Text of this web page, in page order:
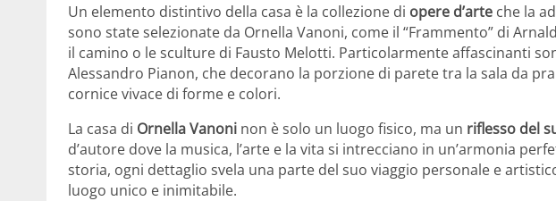
Un elemento distintivo della casa è la collezione di opere d’arte che la
sono state selezionate da Ornella Vanoni, come il “Frammento” di
il camino o le sculture di Fausto Melotti. Particolarmente affascinanti
Alessandro Pianon, che decorano la porzione di parete tra la sala da
cornice vivace di forme e colori.
La casa di Ornella Vanoni non è solo un luogo fisico, ma un riflesso del
d’autore dove la musica, l’arte e la vita si intrecciano in un’armonia
storia, ogni dettaglio svela una parte del suo viaggio personale e
luogo unico e inimitabile.